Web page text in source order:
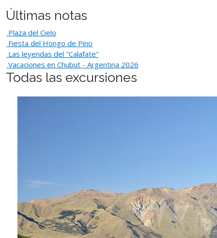
Últimas notas
Plaza del Cielo
Fiesta del Hongo de Pino
Las leyendas del "Calafate"
Vacaciones en Chubut - Argentina 2026
Todas las excursiones